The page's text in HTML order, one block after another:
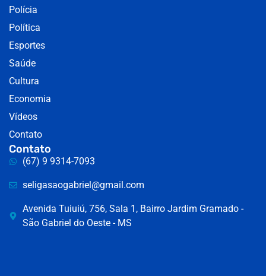
Polícia
Política
Esportes
Saúde
Cultura
Economia
Vídeos
Contato
Contato
(67) 9 9314-7093
seligasaogabriel@gmail.com
Avenida Tuiuiú, 756, Sala 1, Bairro Jardim Gramado -
São Gabriel do Oeste - MS